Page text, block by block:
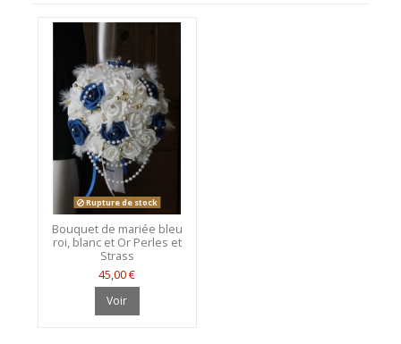
Rupture de stock
Bouquet de mariée bleu
roi, blanc et Or Perles et
Strass
45,00 €
Voir